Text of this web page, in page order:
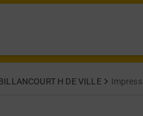
H DE VILLE